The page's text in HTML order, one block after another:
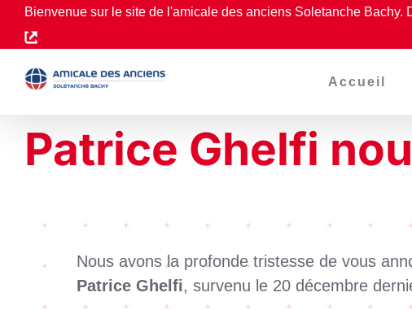
PasserBienvenue sur le site de l'amicale des anciens Soletanche
Accueil
Patrice Ghelfi
Nous avons la profonde tristesse de vous
Patrice Ghelfi, survenu le 20 décembre